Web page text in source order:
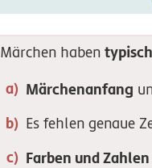
Märchen haben
Märchenanfang
Es fehlen genaue
Farben und Zahlen